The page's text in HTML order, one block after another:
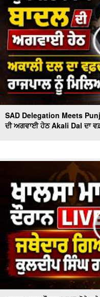
SAD Delegation Meets
ਦੀ ਅਗਵਾਈ ਹੇਠ Akali Dal ਦਾ